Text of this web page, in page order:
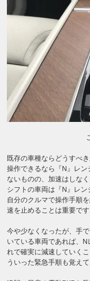
既存の車種ならどうすべ
操作できるなら『N』レ
ないものの、加速はしな
シフトの車両は『N』レ
自分のクルマで操作手順
速を止めることは重要です
今や少なくなったが、手
いている車両であれば、
れで確実に減速していく
ういった緊急手順も覚え